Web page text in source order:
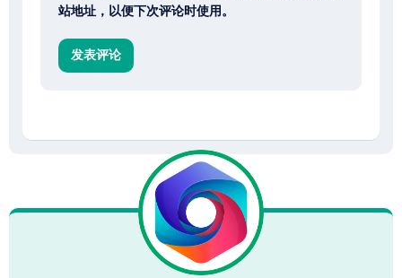
站地址，以便下次评论时使用。